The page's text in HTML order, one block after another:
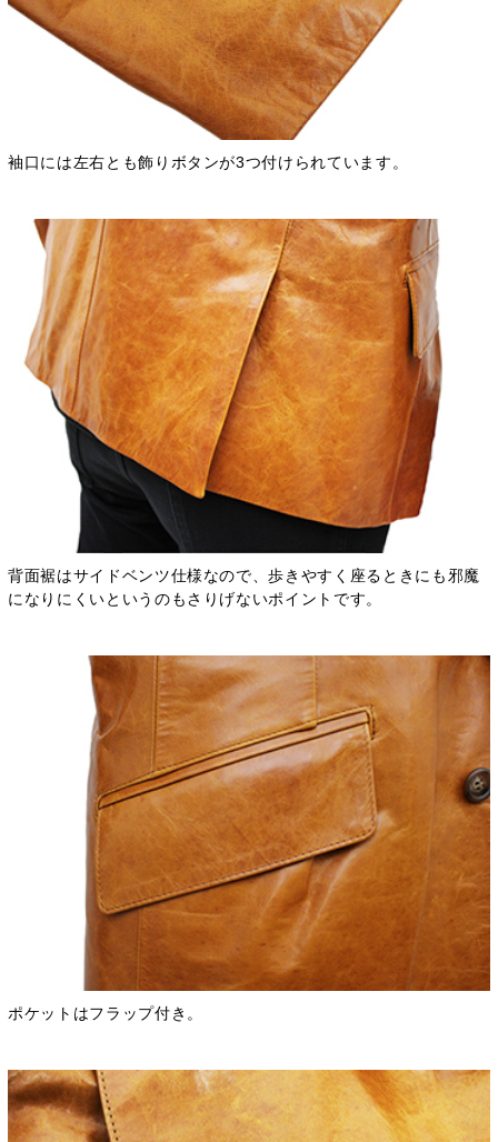
袖口には左右とも飾りボタンが3つ付けられています。
背面裾はサイドベンツ仕様なので、歩きやすく座るときにも邪魔
になりにくいというのもさりげないポイントです。
ポケットはフラップ付き。